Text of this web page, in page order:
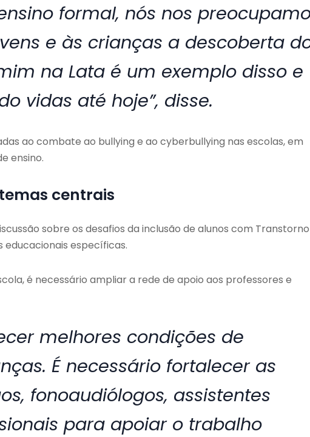
formal, nós nos
e às crianças a descoberta
na Lata é um exemplo disso e
vidas até hoje”, disse.
ao combate ao bullying e ao cyberbullying nas escolas, em
ensino.
centrais
sobre os desafios da inclusão de alunos com
educacionais específicas.
é necessário ampliar a rede de apoio aos professores e
melhores condições de
É necessário fortalecer as
fonoaudiólogos, assistentes
para apoiar o trabalho